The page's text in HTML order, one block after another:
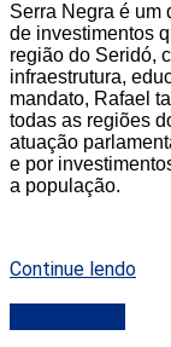
Serra Negra é um
de investimentos
região do Seridó,
infraestrutura,
mandato, Rafael
todas as regiões
atuação
e por
a população.
Continue lendo